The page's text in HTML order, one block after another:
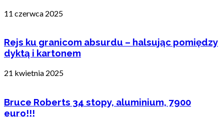
11 czerwca 2025
Rejs ku granicom absurdu – halsując pomiędzy
dyktą i kartonem
21 kwietnia 2025
Bruce Roberts 34 stopy, aluminium, 7900
euro!!!